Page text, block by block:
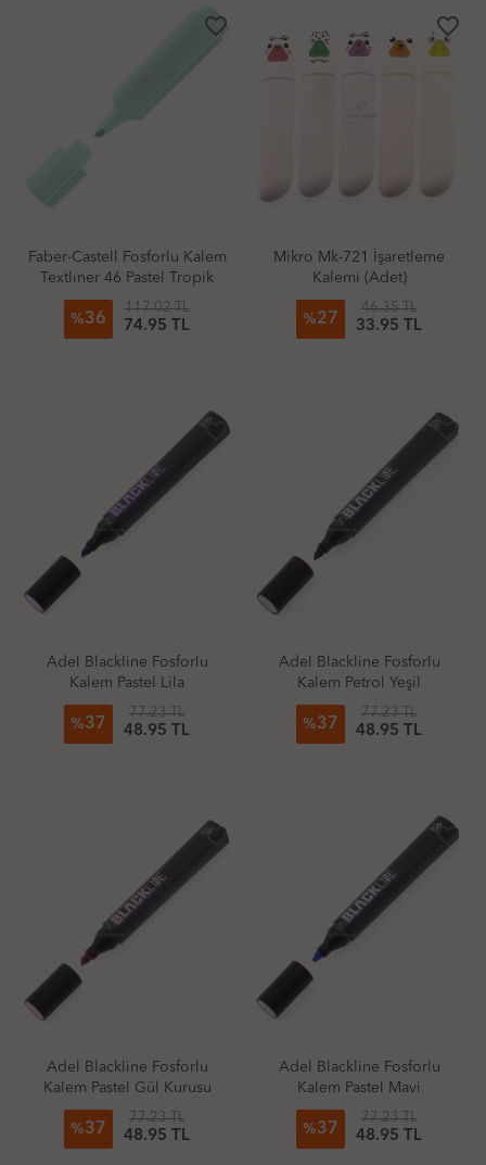
favorite_border
Faber-Castell Fosforlu Kalem
Textlıner 46 Pastel Tropik
%36
117.02 TL
74.95 TL
favorite_border
Mikro Mk-721 İşaretleme
Kalemi (Adet)
%27
46.35 TL
33.95 TL
favorite_border
Adel Blackline Fosforlu
Kalem Pastel Lila
%37
77.23 TL
48.95 TL
favorite_border
Adel Blackline Fosforlu
Kalem Petrol Yeşil
%37
77.23 TL
48.95 TL
favorite_border
Adel Blackline Fosforlu
Kalem Pastel Gül Kurusu
%37
77.23 TL
48.95 TL
favorite_border
Adel Blackline Fosforlu
Kalem Pastel Mavi
%37
77.23 TL
48.95 TL